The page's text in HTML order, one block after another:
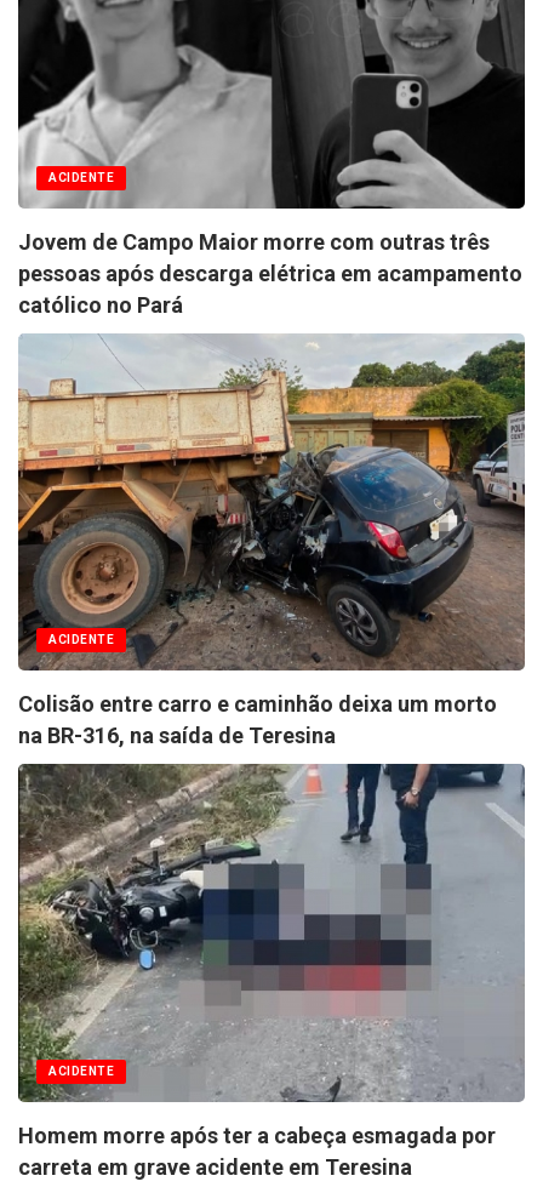
ACIDENTE
Jovem de Campo Maior morre com outras três
pessoas após descarga elétrica em acampamento
católico no Pará
ACIDENTE
Colisão entre carro e caminhão deixa um morto
na BR-316, na saída de Teresina
ACIDENTE
Homem morre após ter a cabeça esmagada por
carreta em grave acidente em Teresina